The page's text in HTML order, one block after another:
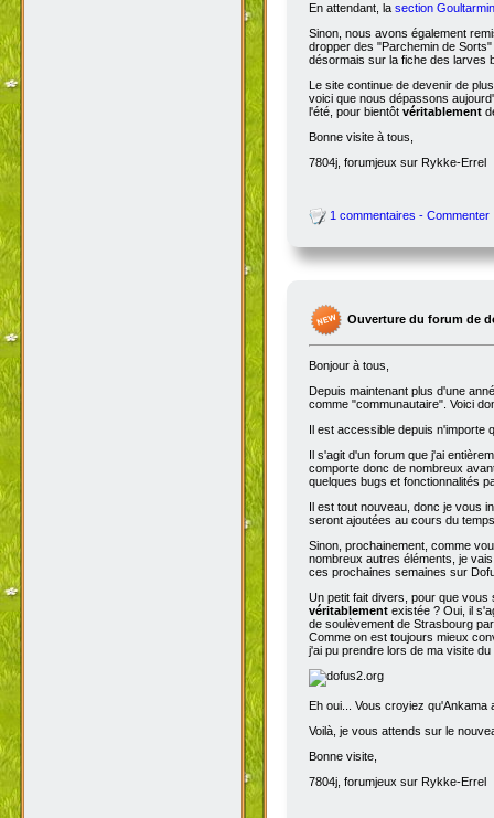
En attendant, la section
Sinon, nous avons également
dropper des "Parchemin de
désormais sur la fiche des larves
Le site continue de devenir de
voici que nous dépassons
l'été, pour bientôt véritablement
Bonne visite à tous,
7804j, forumjeux sur Rykke-Errel
1 commentaires - Commenter
Ouverture du forum de
Bonjour à tous,
Depuis maintenant plus d'une
comme "communautaire". Voici
Il est accessible depuis n'importe
Il s'agit d'un forum que j'ai
comporte donc de nombreux
quelques bugs et fonctionnalités
Il est tout nouveau, donc je vous
seront ajoutées au cours du
Sinon, prochainement, comme
nombreux autres éléments, je
ces prochaines semaines sur
Un petit fait divers, pour que vous
véritablement existée ? Oui, il
de soulèvement de Strasbourg
Comme on est toujours mieux
j'ai pu prendre lors de ma visite
Eh oui... Vous croyiez
Voilà, je vous attends sur le
Bonne visite,
7804j, forumjeux sur Rykke-Errel